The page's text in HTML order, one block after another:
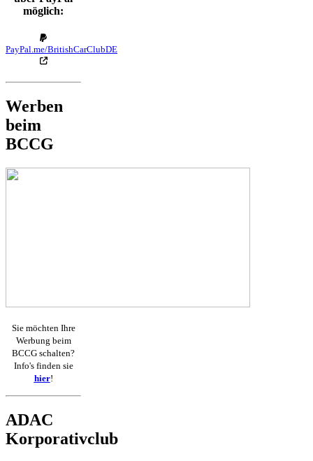
möglich:
PayPal.me/BritishCarClubDE
Werben
beim
BCCG
Sie möchten Ihre
Werbung beim
BCCG schalten?
Info's finden sie
hier!
ADAC
Korporativclub